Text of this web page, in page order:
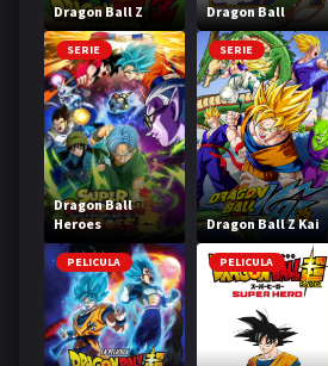
Dragon Ball Z Dragon Ball
SERIE
Dragon Ball
Heroes
SERIE
Dragon Ball Z Kai
PELICULA PELICULA